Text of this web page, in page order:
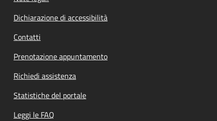
Dichiarazione di accessibilità
Contatti
Prenotazione appuntamento
Richiedi assistenza
Statistiche del portale
Leggi le FAQ